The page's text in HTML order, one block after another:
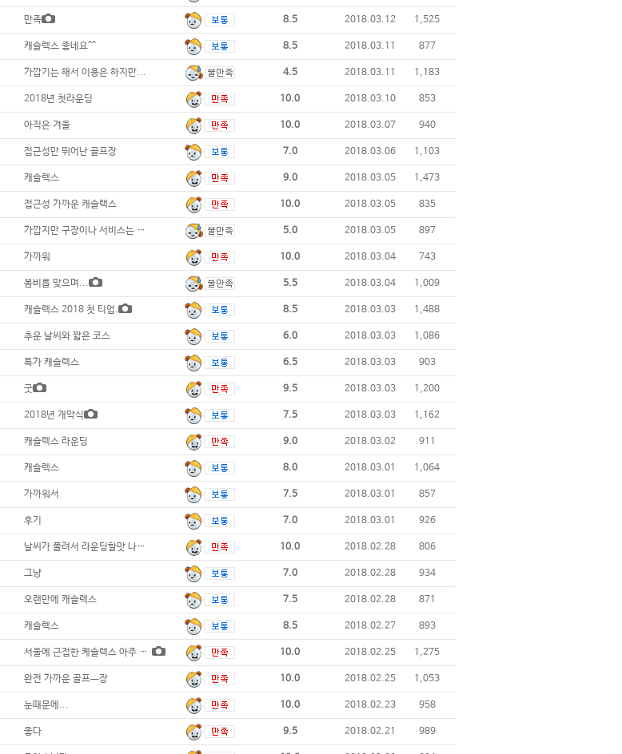
만족 8.5 2018.03.12 1,525
캐슬렉스 좋네요^^ 8.5 2018.03.11 877
가깝기는 해서 이용은 하지만... 4.5 2018.03.11 1,183
2018년 첫라운딩 10.0 2018.03.10 853
아직은 겨울 10.0 2018.03.07 940
접근성만 뛰어난 골프장 7.0 2018.03.06 1,103
캐슬렉스 9.0 2018.03.05 1,473
접근성 가까운 캐슬랙스 10.0 2018.03.05 835
가깝지만 구장이나 서비스는 별루네요. 5.0 2018.03.05 897
가까워 10.0 2018.03.04 743
봄비를 맞으며... 5.5 2018.03.04 1,009
캐슬렉스 2018 첫 티업. 8.5 2018.03.03 1,488
추운 날씨와 짧은 코스 6.0 2018.03.03 1,086
특가 캐슬렉스 6.5 2018.03.03 903
굿 9.5 2018.03.03 1,200
2018년 개막식 7.5 2018.03.03 1,162
캐슬렉스 라운딩 9.0 2018.03.02 911
캐슬렉스 8.0 2018.03.01 1,064
가까워서 7.5 2018.03.01 857
후기 7.0 2018.03.01 926
날씨가 풀려서 라운딩할맛 나네요 10.0 2018.02.28 806
그냥 7.0 2018.02.28 934
오랜만에 캐슬렉스 7.5 2018.02.28 871
캐슬렉스 8.5 2018.02.27 893
서울에 근접한 케슬렉스 아주 좋아요^-^ 10.0 2018.02.25 1,275
완전 가까운 골프ㅡ장 10.0 2018.02.25 1,053
눈때문에... 10.0 2018.02.23 958
좋다 9.5 2018.02.21 989